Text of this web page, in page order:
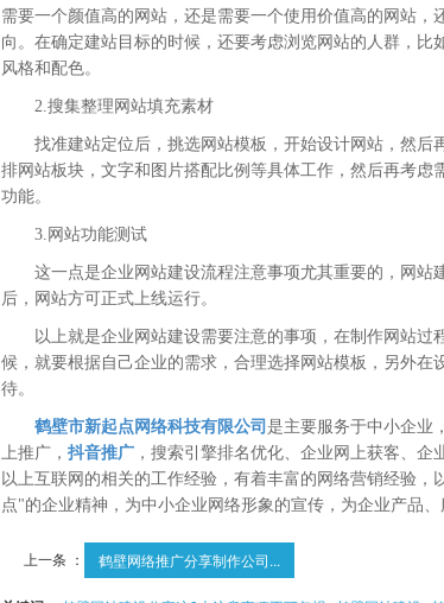
需要一个颜值高的网站，还是需要一个使用价值高的网站
向。在确定建站目标的时候，还要考虑浏览网站的人群，
风格和配色。
2.搜集整理网站填充素材
找准建站定位后，挑选网站模板，开始设计网站，然
排网站板块，文字和图片搭配比例等具体工作，然后再考
功能。
3.网站功能测试
这一点是企业网站建设流程注意事项尤其重要的，网
后，网站方可正式上线运行。
以上就是企业网站建设需要注意的事项，在制作网站
候，就要根据自己企业的需求，合理选择网站模板，另外
待。
鹤壁市新起点网络科技有限公司 是主要服务于中小企业
上推广， 抖音推广，搜索引擎排名优化、企业网上获客、企
以上互联网的相关的工作经验，有着丰富的网络营销经验
点"的企业精神，为中小企业网络形象的宣传，为企业产品、
上一条 ： 鹤壁网络推广分享制作公司...